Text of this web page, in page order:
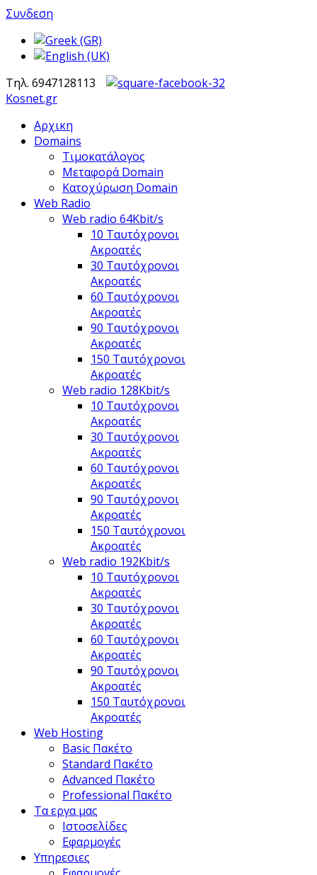
Συνδεση
Τηλ. 6947128113
Kosnet.gr
Αρχικη
Domains
Τιμοκατάλογος
Μεταφορά Domain
Κατοχύρωση Domain
Web Radio
Web radio 64Kbit/s
10 Ταυτόχρονοι
Ακροατές
30 Ταυτόχρονοι
Ακροατές
60 Ταυτόχρονοι
Ακροατές
90 Ταυτόχρονοι
Ακροατές
150 Ταυτόχρονοι
Ακροατές
Web radio 128Kbit/s
10 Ταυτόχρονοι
Ακροατές
30 Ταυτόχρονοι
Ακροατές
60 Ταυτόχρονοι
Ακροατές
90 Ταυτόχρονοι
Ακροατές
150 Ταυτόχρονοι
Ακροατές
Web radio 192Kbit/s
10 Ταυτόχρονοι
Ακροατές
30 Ταυτόχρονοι
Ακροατές
60 Ταυτόχρονοι
Ακροατές
90 Ταυτόχρονοι
Ακροατές
150 Ταυτόχρονοι
Ακροατές
Web Hosting
Basic Πακέτο
Standard Πακέτο
Advanced Πακέτο
Professional Πακέτο
Τα εργα μας
Ιστοσελίδες
Εφαρμογές
Υπηρεσιες